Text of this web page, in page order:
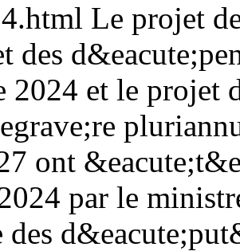
Le projet
des
2024 et le projet
ont
par le
des